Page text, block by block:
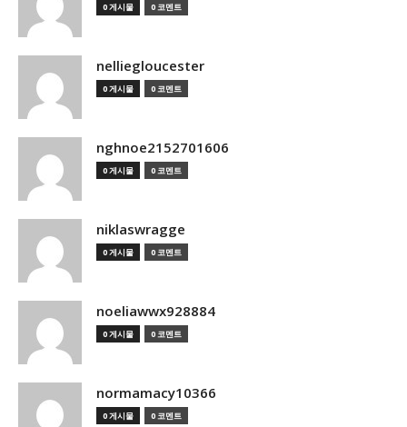
0 게시물 0 코멘트
nelliegloucester
0 게시물 0 코멘트
nghnoe2152701606
0 게시물 0 코멘트
niklaswragge
0 게시물 0 코멘트
noeliawwx928884
0 게시물 0 코멘트
normamacy10366
0 게시물 0 코멘트